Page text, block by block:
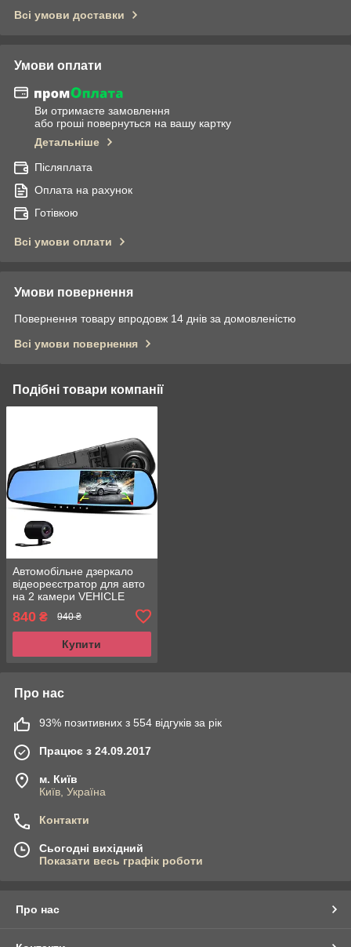
Всі умови доставки
Умови оплати
Ви отримаєте замовлення
або гроші повернуться на вашу картку
Детальніше
Післяплата
Оплата на рахунок
Готівкою
Всі умови оплати
Умови повернення
Повернення товару впродовж 14 днів за домовленістю
Всі умови повернення
Подібні товари компанії
Автомобільне дзеркало
відеореєстратор для авто
на 2 камери VEHICLE
камерою заднього виду
840 ₴ 940 ₴
Купити
Про нас
93% позитивних з 554 відгуків за рік
Працює з 24.09.2017
м. Київ
Київ, Україна
Контакти
Сьогодні вихідний
Показати весь графік роботи
Про нас